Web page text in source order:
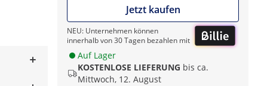
Jetzt kaufen
NEU: Unternehmen können
innerhalb von 30 Tagen bezahlen mit
Auf Lager
KOSTENLOSE LIEFERUNG bis ca.
Mittwoch, 12. August